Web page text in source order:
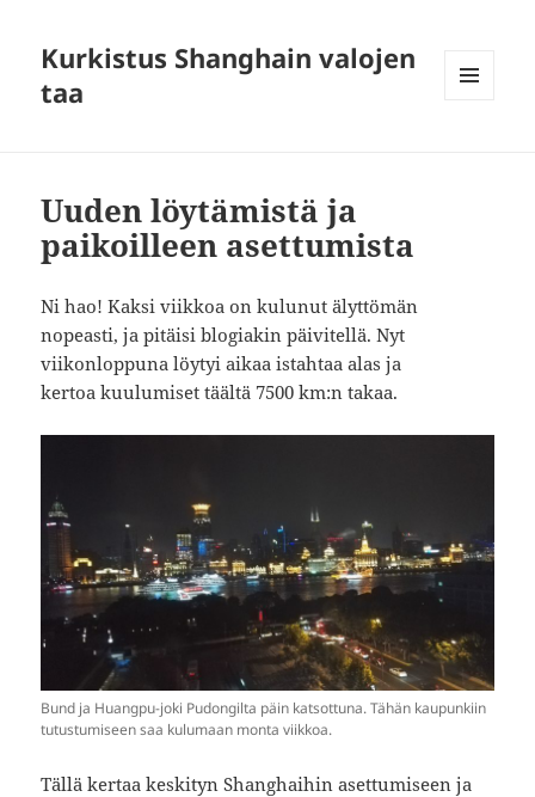
Kurkistus Shanghain valojen
taa
Uuden löytämistä ja
paikoilleen asettumista
Ni hao! Kaksi viikkoa on kulunut älyttömän
nopeasti, ja pitäisi blogiakin päivitellä. Nyt
viikonloppuna löytyi aikaa istahtaa alas ja
kertoa kuulumiset täältä 7500 km:n takaa.
Bund ja Huangpu-joki Pudongilta päin katsottuna. Tähän kaupunkiin
tutustumiseen saa kulumaan monta viikkoa.
Tällä kertaa keskityn Shanghaihin asettumiseen ja